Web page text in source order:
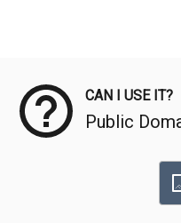
CAN I USE IT?
Public